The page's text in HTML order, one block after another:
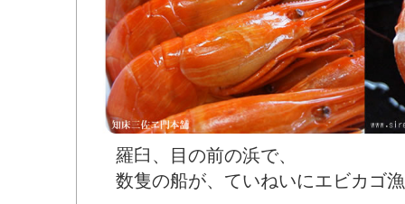
羅臼、目の前の浜で、
数隻の船が、ていねいにエビカゴ